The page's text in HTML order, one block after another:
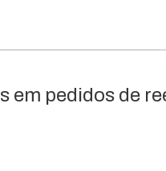
em pedidos de